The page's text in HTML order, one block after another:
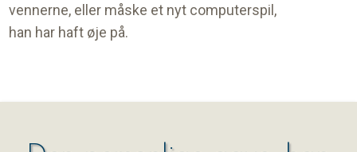
vennerne, eller måske et nyt computerspil,
han har haft øje på.